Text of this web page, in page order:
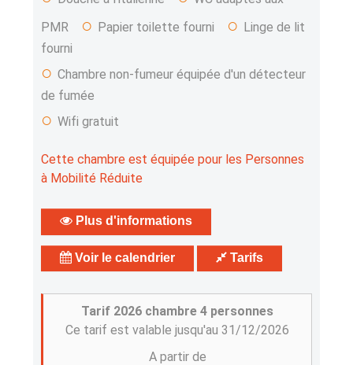
PMR
○ Papier toilette fourni ○ Linge de lit
fourni
○ Chambre non-fumeur équipée d'un détecteur
de fumée
○ Wifi gratuit
Cette chambre est équipée pour les Personnes
à Mobilité Réduite
Plus d'informations
Voir le calendrier Tarifs
Tarif 2026 chambre 4 personnes
Ce tarif est valable jusqu'au 31/12/2026
A partir de